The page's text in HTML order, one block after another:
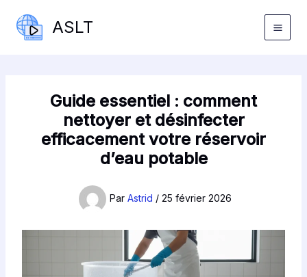
contenu
ASLT
Guide essentiel : comment
nettoyer et désinfecter
efficacement votre réservoir
d’eau potable
Par Astrid / 25 février 2026